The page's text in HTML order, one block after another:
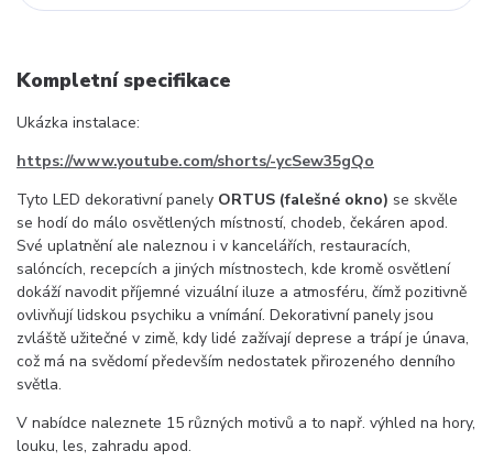
Kompletní specifikace
Ukázka instalace:
https://www.youtube.com/shorts/-ycSew35gQo
Tyto LED dekorativní panely ORTUS (falešné okno) se skvěle
se hodí do málo osvětlených místností, chodeb, čekáren apod.
Své uplatnění ale naleznou i v kancelářích, restauracích,
salóncích, recepcích a jiných místnostech, kde kromě osvětlení
dokáží navodit příjemné vizuální iluze a atmosféru, čímž pozitivně
ovlivňují lidskou psychiku a vnímání. Dekorativní panely jsou
zvláště užitečné v zimě, kdy lidé zažívají deprese a trápí je únava,
což má na svědomí především nedostatek přirozeného denního
světla.
V nabídce naleznete 15 různých motivů a to např. výhled na hory,
louku, les, zahradu apod.